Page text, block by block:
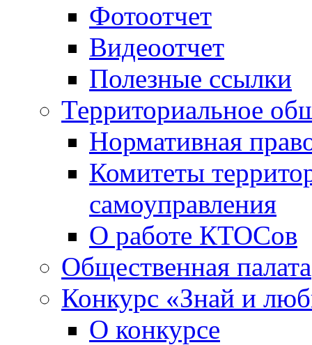
Фотоотчет
Видеоотчет
Полезные ссылки
Территориальное
Нормативная
Комитеты
самоуправления
О работе КТОСов
Общественная палата
Конкурс «Знай и
О конкурсе